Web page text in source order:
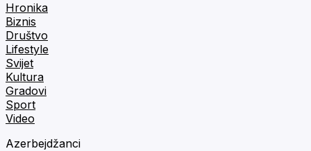
Hronika
Biznis
Društvo
Lifestyle
Svijet
Kultura
Gradovi
Sport
Video
Azerbejdžanci